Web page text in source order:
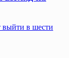
выйти в шести